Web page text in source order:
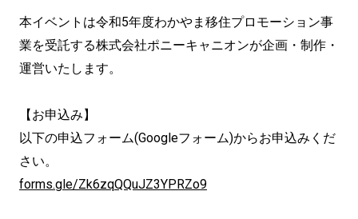
本イベントは令和5年度わかやま移住プロモーション事
業を受託する株式会社ポニーキャニオンが企画・制作・
運営いたします。
【お申込み】
以下の申込フォーム(Googleフォーム)からお申込みくだ
さい。
forms.gle/Zk6zqQQuJZ3YPRZo9